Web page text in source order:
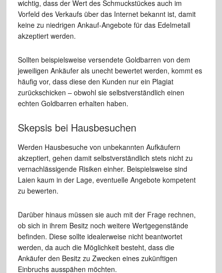
wichtig, dass der Wert des Schmuckstückes auch im
Vorfeld des Verkaufs über das Internet bekannt ist, damit
keine zu niedrigen Ankauf-Angebote für das Edelmetall
akzeptiert werden.
Sollten beispielsweise versendete Goldbarren von dem
jeweiligen Ankäufer als unecht bewertet werden, kommt es
häufig vor, dass diese den Kunden nur ein Plagiat
zurückschicken – obwohl sie selbstverständlich einen
echten Goldbarren erhalten haben.
Skepsis bei Hausbesuchen
Werden Hausbesuche von unbekannten Aufkäufern
akzeptiert, gehen damit selbstverständlich stets nicht zu
vernachlässigende Risiken einher. Beispielsweise sind
Laien kaum in der Lage, eventuelle Angebote kompetent
zu bewerten.
Darüber hinaus müssen sie auch mit der Frage rechnen,
ob sich in ihrem Besitz noch weitere Wertgegenstände
befinden. Diese sollte idealerweise nicht beantwortet
werden, da auch die Möglichkeit besteht, dass die
Ankäufer den Besitz zu Zwecken eines zukünftigen
Einbruchs ausspähen möchten.